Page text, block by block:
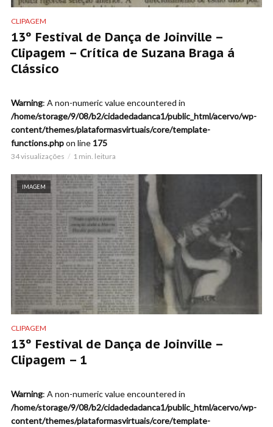
CLIPAGEM
13º Festival de Dança de Joinville –
Clipagem – Crítica de Suzana Braga á
Clássico
Warning: A non-numeric value encountered in
/home/storage/9/08/b2/cidadedadanca1/public_html/acervo/wp-
content/themes/plataformasvirtuais/core/template-
functions.phpon line 175
34 visualizações 1 min. leitura
IMAGEM
CLIPAGEM
13º Festival de Dança de Joinville –
Clipagem – 1
Warning: A non-numeric value encountered in
/home/storage/9/08/b2/cidadedadanca1/public_html/acervo/wp-
content/themes/plataformasvirtuais/core/template-